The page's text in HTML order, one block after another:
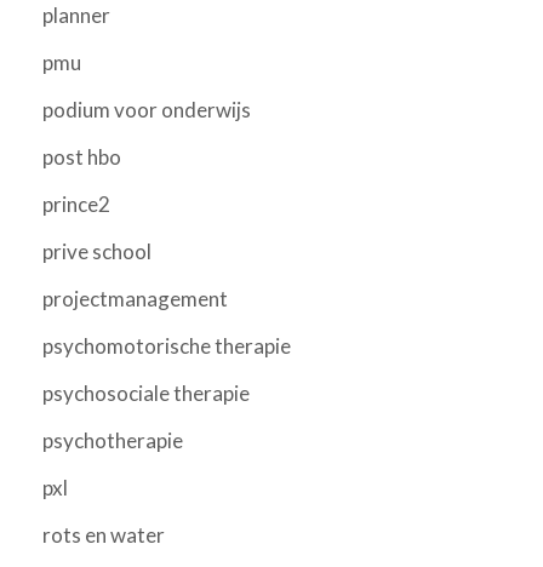
planner
pmu
podium voor onderwijs
post hbo
prince2
prive school
projectmanagement
psychomotorische therapie
psychosociale therapie
psychotherapie
pxl
rots en water